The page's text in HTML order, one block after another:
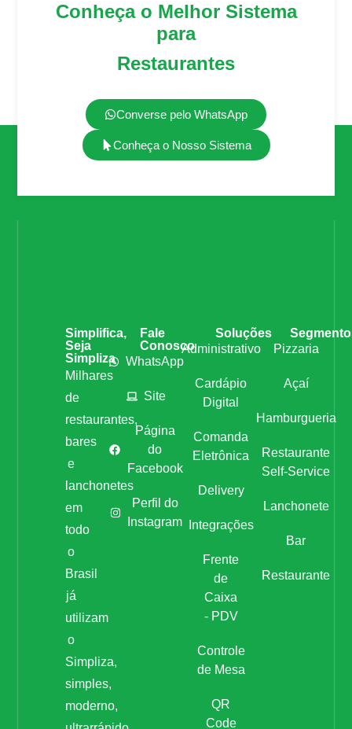
Conheça o Melhor Sistema
para
Restaurantes
Converse pelo WhatsApp
Conheça o Nosso Sistema
Simplifica,
Seja
Simpliza
Milhares
de
restaurantes,
bares
e
lanchonetes
em
todo
o
Brasil
já
utilizam
o
Simpliza,
simples,
moderno,
Fale
Conosco
WhatsApp
Site
Página
do
Facebook
Perfil do
Instagram
Soluções
Administrativo
Cardápio
Digital
Comanda
Eletrônica
Delivery
Integrações
Frente
de
Caixa
- PDV
Controle
de Mesa
QR
Code
Pizzaria
Açaí
Hamburgueria
Restaurante
Self-Service
Lanchonete
Bar
Restaurante